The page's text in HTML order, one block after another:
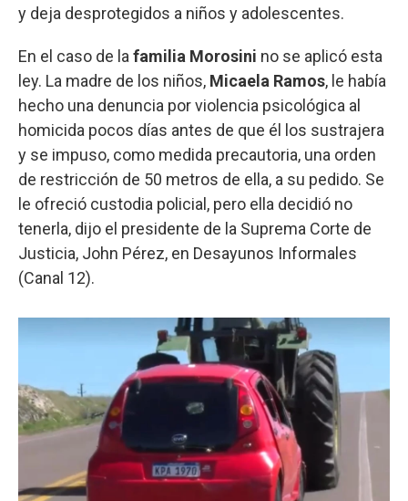
y deja desprotegidos a niños y adolescentes.
En el caso de lafamilia Morosini no se aplicó esta
ley. La madre de los niños, Micaela Ramos, le había
hecho una denuncia por violencia psicológica al
homicida pocos días antes de que él los sustrajera
y se impuso, como medida precautoria, una orden
de restricción de 50 metros de ella, a su pedido. Se
le ofreció custodia policial, pero ella decidió no
tenerla, dijo el presidente de la Suprema Corte de
Justicia, John Pérez, en Desayunos Informales
(Canal 12).